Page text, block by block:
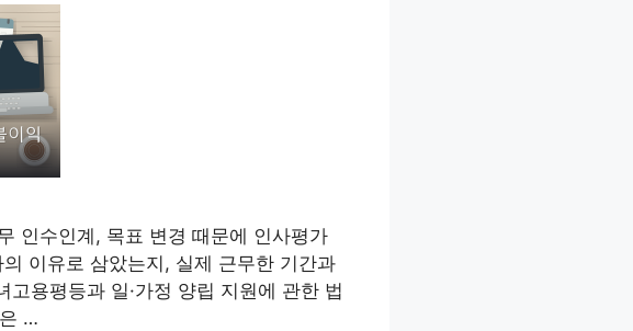
인수인계, 목표 변경 때문에 인사평가
이유로 삼았는지, 실제 근무한 기간과
용평등과 일·가정 양립 지원에 관한 법
…